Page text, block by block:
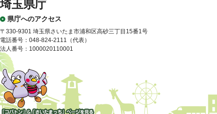
埼玉県庁
県庁へのアクセス
〒330-9301 埼玉県さいたま市浦和区高砂三丁目15番1号
電話番号：048-824-2111（代表）
法人番号：1000020110001